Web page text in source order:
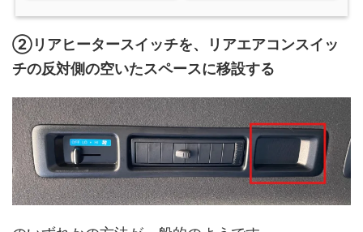
②リアヒータースイッチを、リアエアコンスイッ
チの反対側の空いたスペースに移設する